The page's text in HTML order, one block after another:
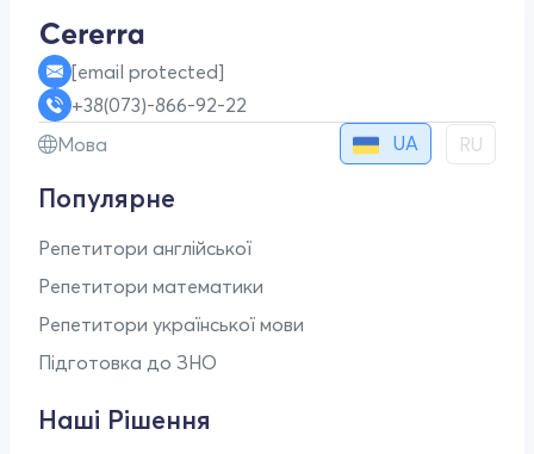
[email protected]
+38(073)-866-92-22
Мова
UA RU
Популярне
Репетитори англійської
Репетитори математики
Репетитори української мови
Підготовка до ЗНО
Наші Рішення